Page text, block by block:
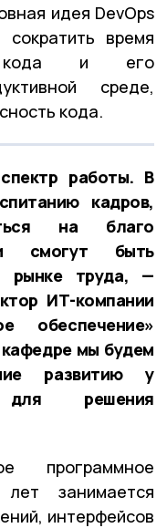
идея DevOps
время
кода и его
среде,
кода.
работы. В
кадров,
на благо
смогут быть
рынке труда, —
ИТ-компании
обеспечение»
мы будем
развитию у
для решения
программное
занимается
интерфейсов